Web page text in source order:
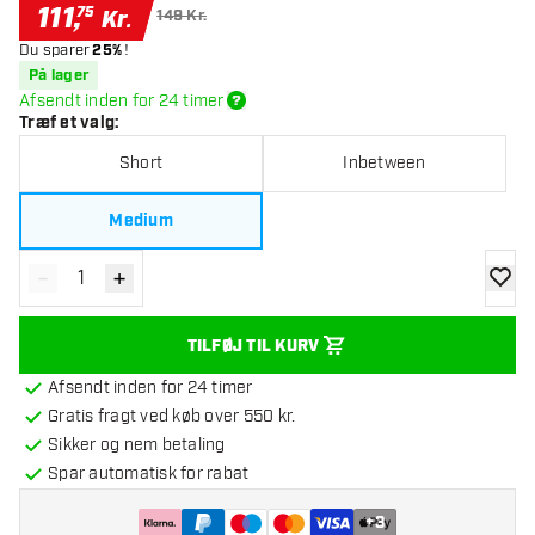
111,75 Kr. 149 Kr.
Du sparer25%!
På lager
Afsendt inden for 24 timer
Træf et valg:
Short Inbetween
Medium
Reducér antal
- Øg antal
+
TILFØJ TIL KURV
Afsendt inden for 24 timer
Gratis fragt ved køb over 550 kr.
Sikker og nem betaling
Spar automatisk for rabat
+3